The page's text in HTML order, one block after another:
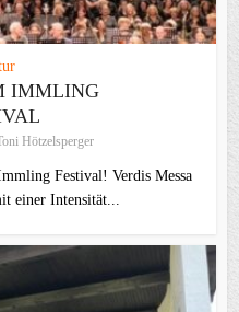
IMMLING
Hötzelsperger
Festival! Verdis Messa
einer Intensität...